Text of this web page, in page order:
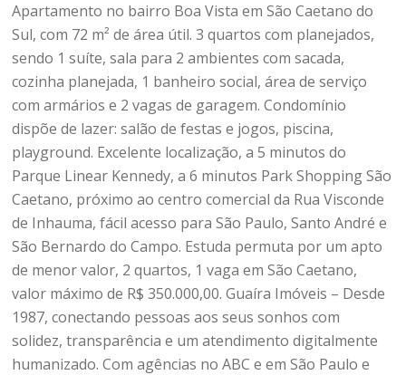
Apartamento no bairro Boa Vista em São Caetano do
Sul, com 72 m² de área útil. 3 quartos com planejados,
sendo 1 suíte, sala para 2 ambientes com sacada,
cozinha planejada, 1 banheiro social, área de serviço
com armários e 2 vagas de garagem. Condomínio
dispõe de lazer: salão de festas e jogos, piscina,
playground. Excelente localização, a 5 minutos do
Parque Linear Kennedy, a 6 minutos Park Shopping São
Caetano, próximo ao centro comercial da Rua Visconde
de Inhauma, fácil acesso para São Paulo, Santo André e
São Bernardo do Campo. Estuda permuta por um apto
de menor valor, 2 quartos, 1 vaga em São Caetano,
valor máximo de R$ 350.000,00. Guaíra Imóveis – Desde
1987, conectando pessoas aos seus sonhos com
solidez, transparência e um atendimento digitalmente
humanizado. Com agências no ABC e em São Paulo e